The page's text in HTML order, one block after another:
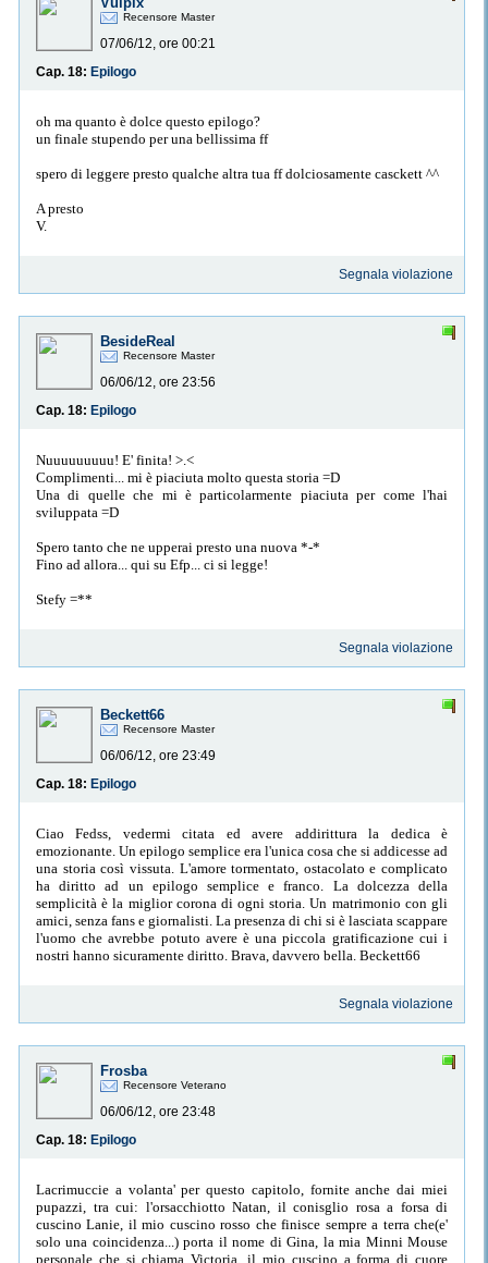
Recensore Master
07/06/12, ore 00:21
Cap. 18: Epilogo
oh ma quanto è dolce questo epilogo?
un finale stupendo per una bellissima ff
spero di leggere presto qualche altra tua ff dolciosamente casckett ^^
A presto
V.
Segnala violazione
BesideReal
Recensore Master
06/06/12, ore 23:56
Cap. 18: Epilogo
Nuuuuuuuuu! E' finita! >.<
Complimenti... mi è piaciuta molto questa storia =D
Una di quelle che mi è particolarmente piaciuta per come l'hai
sviluppata =D
Spero tanto che ne upperai presto una nuova *-*
Fino ad allora... qui su Efp... ci si legge!
Stefy =**
Segnala violazione
Beckett66
Recensore Master
06/06/12, ore 23:49
Cap. 18: Epilogo
Ciao Fedss, vedermi citata ed avere addirittura la dedica è
emozionante. Un epilogo semplice era l'unica cosa che si addicesse ad
una storia così vissuta. L'amore tormentato, ostacolato e complicato
ha diritto ad un epilogo semplice e franco. La dolcezza della
semplicità è la miglior corona di ogni storia. Un matrimonio con gli
amici, senza fans e giornalisti. La presenza di chi si è lasciata scappare
l'uomo che avrebbe potuto avere è una piccola gratificazione cui i
nostri hanno sicuramente diritto. Brava, davvero bella. Beckett66
Segnala violazione
Frosba
Recensore Veterano
06/06/12, ore 23:48
Cap. 18: Epilogo
Lacrimuccie a volanta' per questo capitolo, fornite anche dai miei
pupazzi, tra cui: l'orsacchiotto Natan, il conisglio rosa a forsa di
cuscino Lanie, il mio cuscino rosso che finisce sempre a terra che(e'
solo una coincidenza...) porta il nome di Gina, la mia Minni Mouse
personale che si chiama Victoria, il mio cuscino a forma di cuore